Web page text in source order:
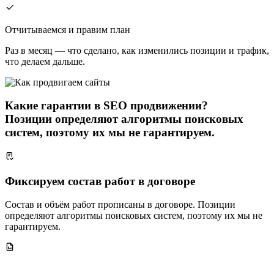
Отчитываемся и правим план
Раз в месяц — что сделано, как изменились позиции и трафик,
что делаем дальше.
Какие гарантии в SEO продвижении?
Позиции определяют алгоритмы поисковых
систем, поэтому их мы не гарантируем.
Фиксируем состав работ в договоре
Состав и объём работ прописаны в договоре. Позиции
определяют алгоритмы поисковых систем, поэтому их мы не
гарантируем.